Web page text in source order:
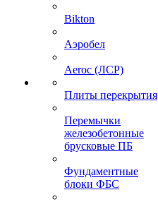
Bikton
Аэробел
Aeroc (ЛСР)
Плиты перекрытия
Перемычки
железобетонные
брусковые ПБ
Фундаментные
блоки ФБС